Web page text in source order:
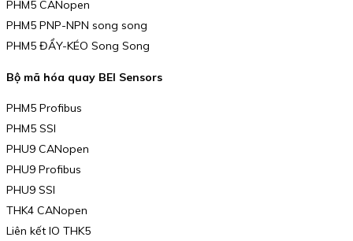
PHM5 CANopen
PHM5 PNP-NPN song song
PHM5 ĐẨY-KÉO Song Song
Bộ mã hóa quay BEI Sensors
PHM5 Profibus
PHM5 SSI
PHU9 CANopen
PHU9 Profibus
PHU9 SSI
THK4 CANopen
Liên kết IO THK5